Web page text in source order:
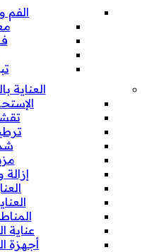
الفم
العناية
عناية
أجهزة